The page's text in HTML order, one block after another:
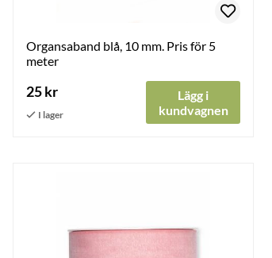
Organsaband blå, 10 mm. Pris för 5
meter
25 kr
Lägg i
kundvagnen